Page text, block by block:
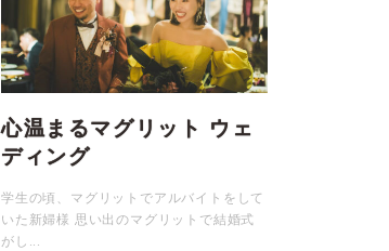
心温まるマグリット ウェ
ディング
学生の頃、マグリットでアルバイトをして
いた新婦様 思い出のマグリットで結婚式
がし...